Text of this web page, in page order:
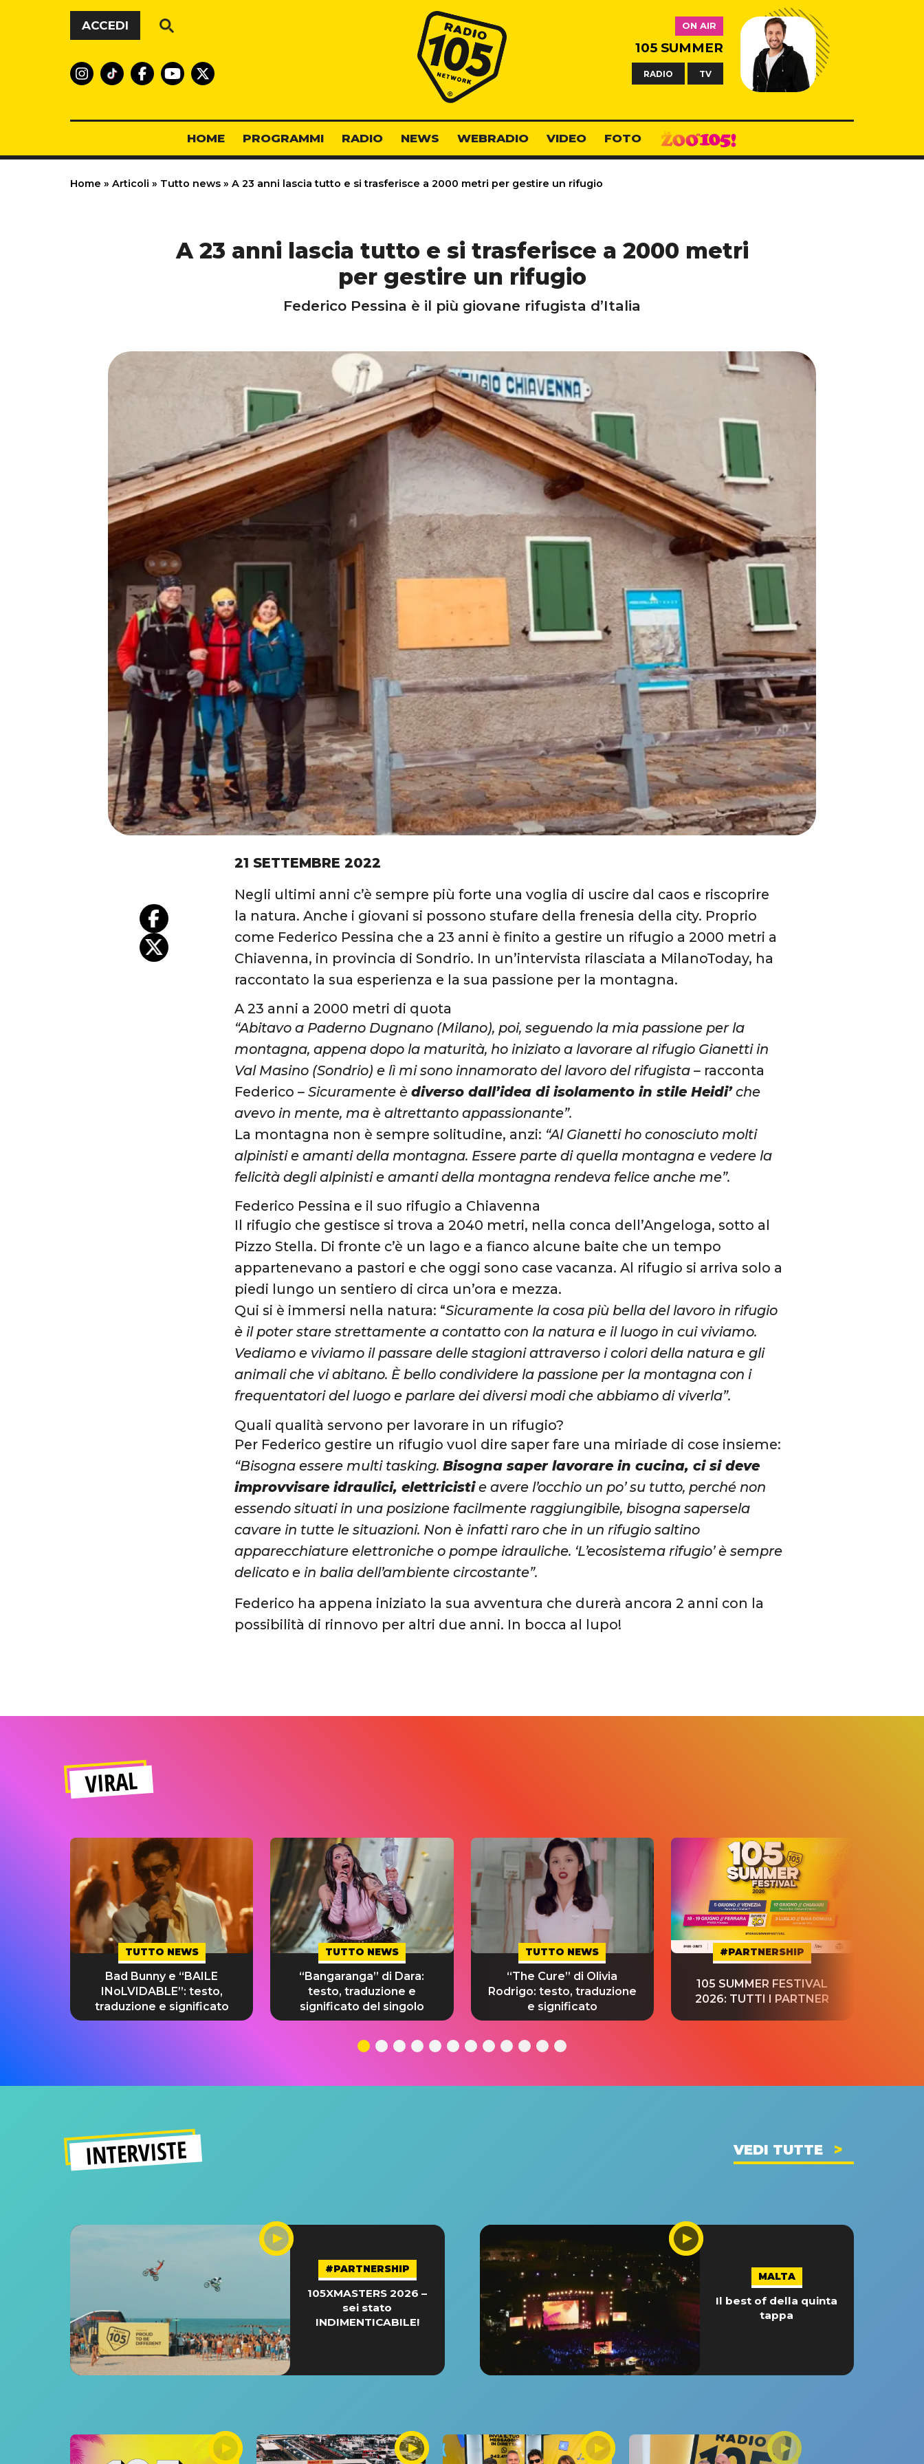
Vai al contenuto
ACCEDI
Radio 105
ON AIR
105 SUMMER
RADIO TV
HOME PROGRAMMI RADIO NEWS WEBRADIO VIDEO FOTO
Home » Articoli » Tutto news » A 23 anni lascia tutto e si trasferisce a 2000 metri per gestire un rifugio
A 23 anni lascia tutto e si trasferisce a 2000 metri
per gestire un rifugio
Federico Pessina è il più giovane rifugista d’Italia
21 SETTEMBRE 2022
Negli ultimi anni c’è sempre più forte una voglia di uscire dal caos e riscoprire
la natura. Anche i giovani si possono stufare della frenesia della city. Proprio
come Federico Pessina che a 23 anni è finito a gestire un rifugio a 2000 metri a
Chiavenna, in provincia di Sondrio. In un’intervista rilasciata a MilanoToday, ha
raccontato la sua esperienza e la sua passione per la montagna.
A 23 anni a 2000 metri di quota
“Abitavo a Paderno Dugnano (Milano), poi, seguendo la mia passione per la
montagna, appena dopo la maturità, ho iniziato a lavorare al rifugio Gianetti in
Val Masino (Sondrio) e lì mi sono innamorato del lavoro del rifugista – racconta
Federico– Sicuramente èdiverso dall’idea di isolamento in stile Heidi’che
avevo in mente, ma è altrettanto appassionante”.
La montagna non è sempre solitudine, anzi: “Al Gianetti ho conosciuto molti
alpinisti e amanti della montagna. Essere parte di quella montagna e vedere la
felicità degli alpinisti e amanti della montagna rendeva felice anche me”.
Federico Pessina e il suo rifugio a Chiavenna
Il rifugio che gestisce si trova a 2040 metri, nella conca dell’Angeloga, sotto al
Pizzo Stella. Di fronte c’è un lago e a fianco alcune baite che un tempo
appartenevano a pastori e che oggi sono case vacanza. Al rifugio si arriva solo a
piedi lungo un sentiero di circa un’ora e mezza.
Qui si è immersi nella natura: “Sicuramente la cosa più bella del lavoro in rifugio
è il poter stare strettamente a contatto con la natura e il luogo in cui viviamo.
Vediamo e viviamo il passare delle stagioni attraverso i colori della natura e gli
animali che vi abitano. È bello condividere la passione per la montagna con i
frequentatori del luogo e parlare dei diversi modi che abbiamo di viverla”.
Quali qualità servono per lavorare in un rifugio?
Per Federico gestire un rifugio vuol dire saper fare una miriade di cose insieme:
“Bisogna essere multi tasking.Bisogna saper lavorare in cucina, ci si deve
improvvisare idraulici, elettricistie avere l’occhio un po’ su tutto, perché non
essendo situati in una posizione facilmente raggiungibile, bisogna sapersela
cavare in tutte le situazioni. Non è infatti raro che in un rifugio saltino
apparecchiature elettroniche o pompe idrauliche. ‘L’ecosistema rifugio’ è sempre
delicato e in balia dell’ambiente circostante”.
Federico ha appena iniziato la sua avventura che durerà ancora 2 anni con la
possibilità di rinnovo per altri due anni. In bocca al lupo!
VIRAL
TUTTO NEWS
Bad Bunny e “BAILE
INoLVIDABLE”: testo,
traduzione e significato
TUTTO NEWS
“Bangaranga” di Dara:
testo, traduzione e
significato del singolo
TUTTO NEWS
“The Cure” di Olivia
Rodrigo: testo, traduzione
e significato
#PARTNERSHIP
105 SUMMER FESTIVAL
2026: TUTTI I PARTNER
INTERVISTE VEDI TUTTE
#PARTNERSHIP
105XMASTERS 2026 –
sei stato
INDIMENTICABILE!
MALTA
Il best of della quinta
tappa